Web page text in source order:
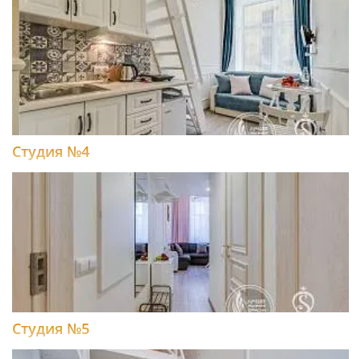
Студия №4
Студия №5